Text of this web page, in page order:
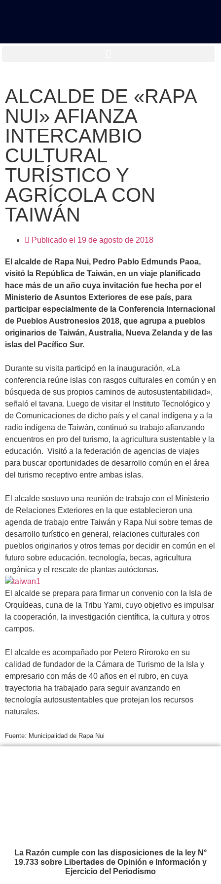
ALCALDE DE «RAPA
NUI» AFIANZA
INTERCAMBIO
CULTURAL
TURÍSTICO Y
AGRÍCOLA CON
TAIWÁN
Publicado el 19 de agosto de 2018
El alcalde de Rapa Nui, Pedro Pablo Edmunds Paoa,
visitó la República de Taiwán, en un viaje planificado
hace más de un año cuya invitación fue hecha por el
Ministerio de Asuntos Exteriores de ese país, para
participar especialmente de la Conferencia Internacional
de Pueblos Austronesios 2018, que agrupa a pueblos
originarios de Taiwán, Australia, Nueva Zelanda y de las
islas del Pacífico Sur.
Durante su visita participó en la inauguración, «La
conferencia reúne islas con rasgos culturales en común y en
búsqueda de sus propios caminos de autosustentabilidad»,
señaló el tavana. Luego de visitar el Instituto Tecnológico y
de Comunicaciones de dicho país y el canal indígena y a la
radio indígena de Taiwán, continuó su trabajo afianzando
encuentros en pro del turismo, la agricultura sustentable y la
educación. Visitó a la federación de agencias de viajes
para buscar oportunidades de desarrollo común en el área
del turismo receptivo entre ambas islas.
El alcalde sostuvo una reunión de trabajo con el Ministerio
de Relaciones Exteriores en la que establecieron una
agenda de trabajo entre Taiwán y Rapa Nui sobre temas de
desarrollo turístico en general, relaciones culturales con
pueblos originarios y otros temas por decidir en común en el
futuro sobre educación, tecnología, becas, agricultura
orgánica y el rescate de plantas autóctonas.
El alcalde se prepara para firmar un convenio con la Isla de
Orquídeas, cuna de la Tribu Yami, cuyo objetivo es impulsar
la cooperación, la investigación científica, la cultura y otros
campos.
El alcalde es acompañado por Petero Riroroko en su
calidad de fundador de la Cámara de Turismo de la Isla y
empresario con más de 40 años en el rubro, en cuya
trayectoria ha trabajado para seguir avanzando en
tecnología autosustentables que protejan los recursos
naturales.
Fuente: Municipalidad de Rapa Nui
La Razón cumple con las disposiciones de la ley N°
19.733 sobre Libertades de Opinión e Información y
Ejercicio del Periodismo